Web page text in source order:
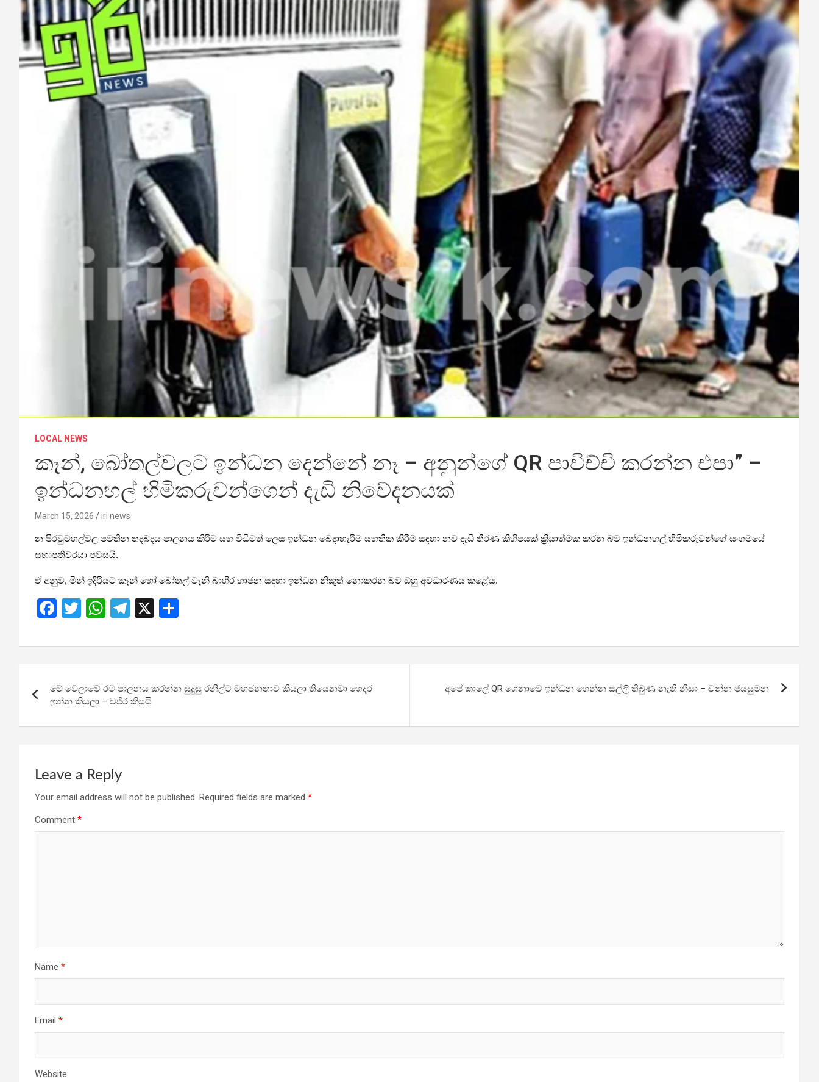
LOCAL NEWS
කෑන්, බෝතල්වලට ඉන්ධන දෙන්නේ නෑ – අනුන්ගේ QR පාවිච්චි කරන්න එපා” –
ඉන්ධනහල් හිමිකරුවන්ගෙන් දැඩි නිවේදනයක්
March 15, 2026 iri news
න පිරවුම්හල්වල පවතින තදබදය පාලනය කිරීම සහ විධිමත් ලෙස ඉන්ධන බෙදාහැරීම සහතික කිරීම සඳහා නව දැඩි තීරණ කිහිපයක් ක්‍රියාත්මක කරන බව ඉන්ධනහල් හිමිකරුවන්ගේ සංගමයේ
සභාපතිවරයා පවසයි.
ඒ අනුව, මින් ඉදිරියට කෑන් හෝ බෝතල්වැනි බාහිර භාජන සඳහා ඉන්ධන නිකුත් නොකරන බව ඔහු අවධාරණය කළේය.
F
ce
o
o
k
T
tt
W
at
A
p
p
T
e
a
m
X
ar
navigation
මේ වෙලාවේ රට පාලනය කරන්න සුදුසු රනිල්ට මහජනතාව කියලා තියෙනවා ගෙදර
ඉන්න කියලා – වජිර කියයි
අපේ කාලේ QR ගෙනාවේ ඉන්ධන ගෙන්න සල්ලි තිබුණ නැති නිසා – චන්න ජයසුමන
Leave a Reply
Your email address will not be published. Required fields are marked *
Comment *
Name *
Email *
Website